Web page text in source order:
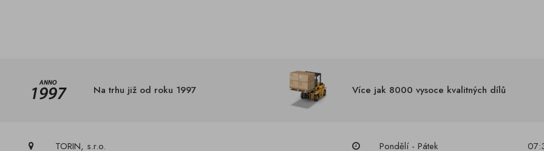
Na trhu již od roku 1997 Více jak 8000 vysoce kvalitných dílů
TORIN, s.r.o. Pondělí - Pátek